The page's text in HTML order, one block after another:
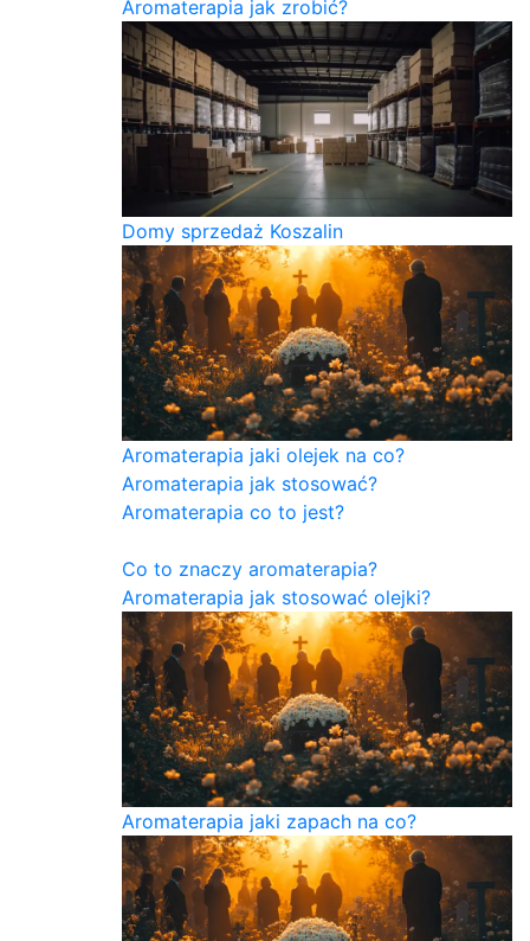
Aromaterapia jak zrobić?
Domy sprzedaż Koszalin
Aromaterapia jaki olejek na co?
Aromaterapia jak stosować?
Aromaterapia co to jest?
Co to znaczy aromaterapia?
Aromaterapia jak stosować olejki?
Aromaterapia jaki zapach na co?